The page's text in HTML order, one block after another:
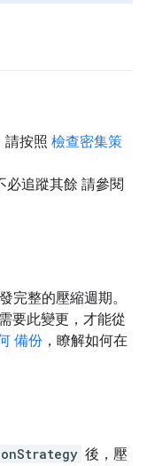
請按照 檢查密集策
必追蹤其餘 請參閱
完整的壓縮週期。
要此變更，才能從
備份 ，瞭解如何在
後，壓